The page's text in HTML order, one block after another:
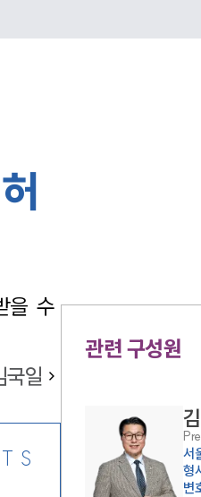
을  수
국일
관련 구성원
서
형
변